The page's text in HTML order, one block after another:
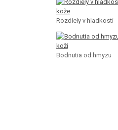
Rozdiely v hladkosti
Bodnutia od hmyzu